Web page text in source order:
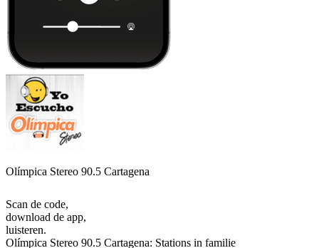
Olímpica Stereo 90.5 Cartagena
Scan de code,
download de app,
luisteren.
Olímpica Stereo 90.5 Cartagena: Stations in familie